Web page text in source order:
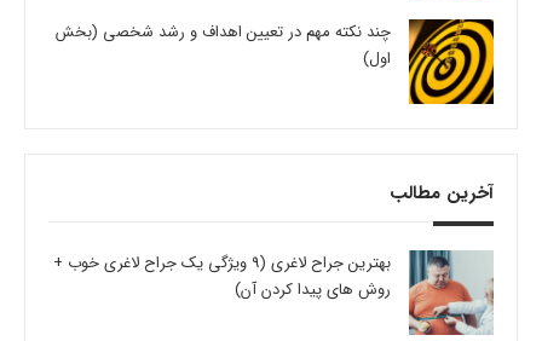
چند نکته مهم در تعیین اهداف و رشد شخصی (بخش
اول)
آخرین مطالب
بهترین جراح لاغری (9 ویژگی یک جراح لاغری خوب +
روش های پیدا کردن آن)